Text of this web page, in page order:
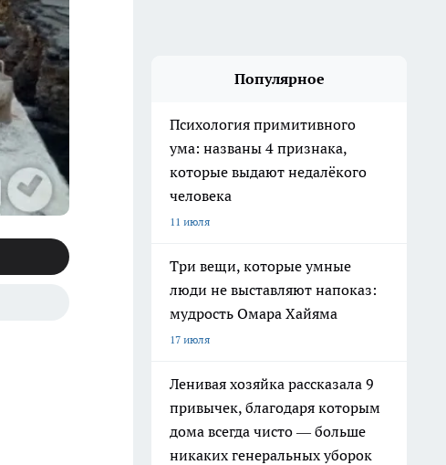
Популярное
Психология примитивного
ума: названы 4 признака,
которые выдают недалёкого
человека
11 июля
Три вещи, которые умные
люди не выставляют напоказ:
мудрость Омара Хайяма
17 июля
Ленивая хозяйка рассказала 9
привычек, благодаря которым
дома всегда чисто — больше
никаких генеральных уборок